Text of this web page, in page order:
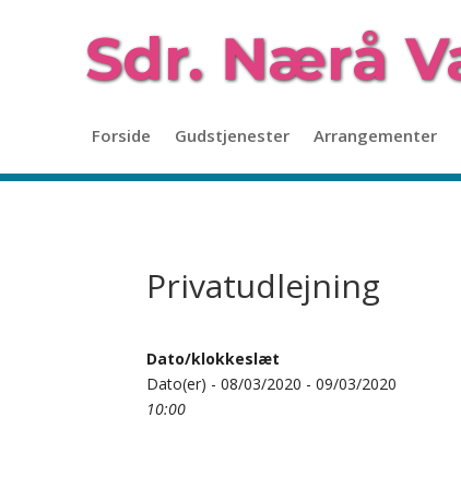
Forside Gudstjenester Arrangementer
Privatudlejning
Dato/klokkeslæt
Dato(er) - 08/03/2020 - 09/03/2020
10:00